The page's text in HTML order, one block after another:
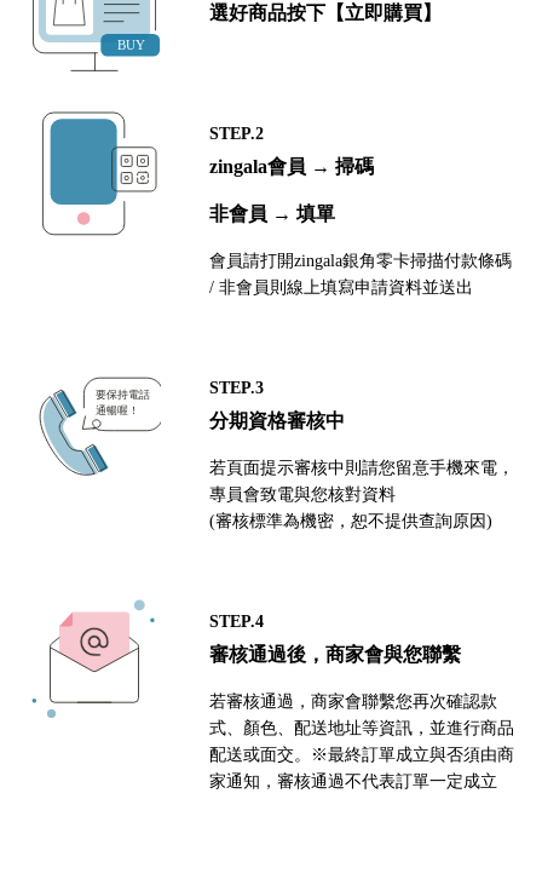
選好商品按下【立即購買】
STEP.2
zingala會員 → 掃碼
非會員 → 填單
會員請打開zingala銀角零卡掃描付款條碼
/ 非會員則線上填寫申請資料並送出
STEP.3
分期資格審核中
若頁面提示審核中則請您留意手機來電，
專員會致電與您核對資料
(審核標準為機密，恕不提供查詢原因)
STEP.4
審核通過後，商家會與您聯繫
若審核通過，商家會聯繫您再次確認款
式、顏色、配送地址等資訊，並進行商品
配送或面交。※最終訂單成立與否須由商
家通知，審核通過不代表訂單一定成立